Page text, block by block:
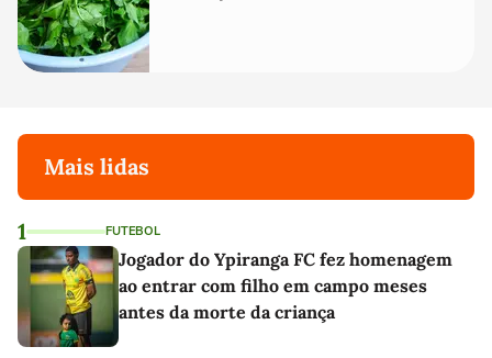
Mais lidas
1 FUTEBOL
Jogador do Ypiranga FC fez homenagem
ao entrar com filho em campo meses
antes da morte da criança